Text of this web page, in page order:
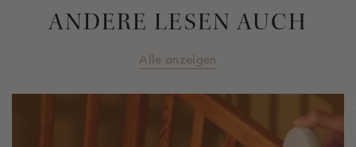
ANDERE LESEN AUCH
Alle anzeigen